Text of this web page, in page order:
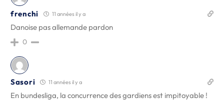
frenchi 11 années il y a
Danoise pas allemande pardon
0
Sasori 11 années il y a
En bundesliga, la concurrence des gardiens est impitoyable !